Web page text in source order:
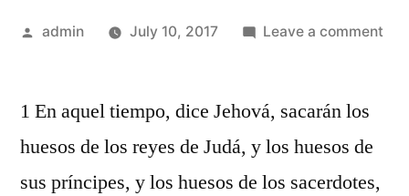
Posted
admin July 10, 2017 Leave a comment
1 En aquel tiempo, dice Jehová, sacarán los
huesos de los reyes de Judá, y los huesos de
sus príncipes, y los huesos de los sacerdotes,